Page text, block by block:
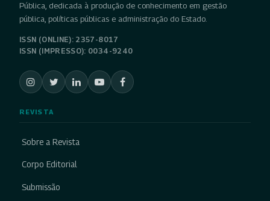
Pública, dedicada à produção de conhecimento em gestão
pública, políticas públicas e administração do Estado.
ISSN (ONLINE): 2357-8017
ISSN (IMPRESSO): 0034-9240
REVISTA
Sobre a Revista
Corpo Editorial
Submissão